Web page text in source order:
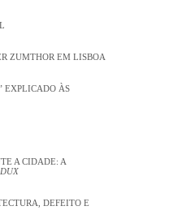
ZUMTHOR EM LISBOA
EXPLICADO ÀS
A CIDADE: A
DEFEITO E